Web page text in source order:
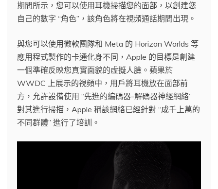
期間所示，您可以使用耳機掃描您的面部，以創建您
自己的數字 “角色”，該角色將在視頻通話期間出現。
與您可以使用微軟團隊和 Meta 的 Horizo​​n Worlds 等
應用程式製作的卡通化身不同，Apple 的目標是創建
一個準確反映您真實面貌的虛擬人臉。蘋果於
WWDC 上展示的視頻中，用戶將耳機放在面部前
方，允許設備使用 “先進的編碼器-解碼器神經網絡”
對其進行掃描，Apple 稱該網絡已經針對 “成千上萬的
不同群體” 進行了培訓。